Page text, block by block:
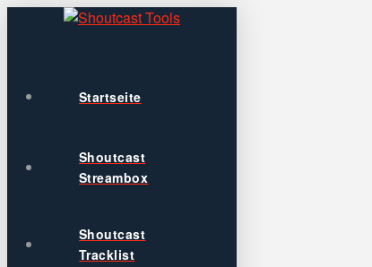
Startseite
Shoutcast
Streambox
Shoutcast
Tracklist